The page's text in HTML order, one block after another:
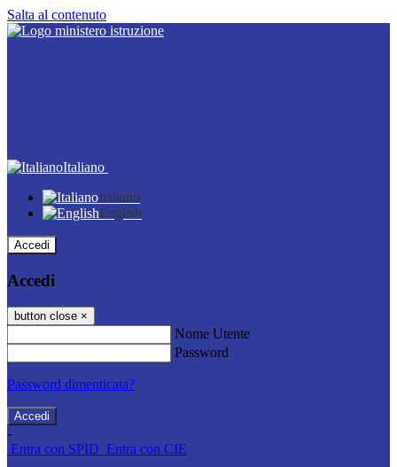
Salta al contenuto
Italiano
Italiano
English
Accedi
Accedi
button close ×
Nome Utente
Password
Password dimenticata?
-
Entra con SPID Entra con CIE